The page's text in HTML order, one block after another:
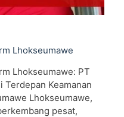
Lhokseumawe
Lhokseumawe: PT
Terdepan Keamanan
Lhokseumawe,
pesat,